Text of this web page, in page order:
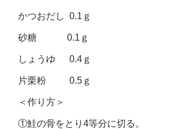
かつおだし 0.1ｇ
砂糖 0.1ｇ
しょうゆ 0.4ｇ
片栗粉 0.5ｇ
＜作り方＞
①鮭の骨をとり4等分に切る。